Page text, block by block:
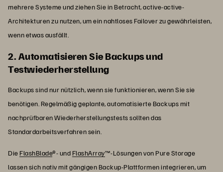
mehrere Systeme und ziehen Sie in Betracht, active-active-
Architekturen zu nutzen, um ein nahtloses Failover zu gewährleisten,
wenn etwas ausfällt.
2. Automatisieren Sie Backups und
Testwiederherstellung
Backups sind nur nützlich, wenn sie funktionieren, wenn Sie sie
benötigen. Regelmäßig geplante, automatisierte Backups mit
nachprüfbaren Wiederherstellungstests sollten das
Standardarbeitsverfahren sein.
DieFlashBlade®- undFlashArray™-Lösungen von Pure Storage
lassen sich nativ mit gängigen Backup-Plattformen integrieren, um